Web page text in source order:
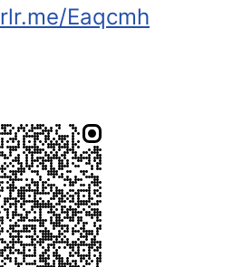
Eaqcmh